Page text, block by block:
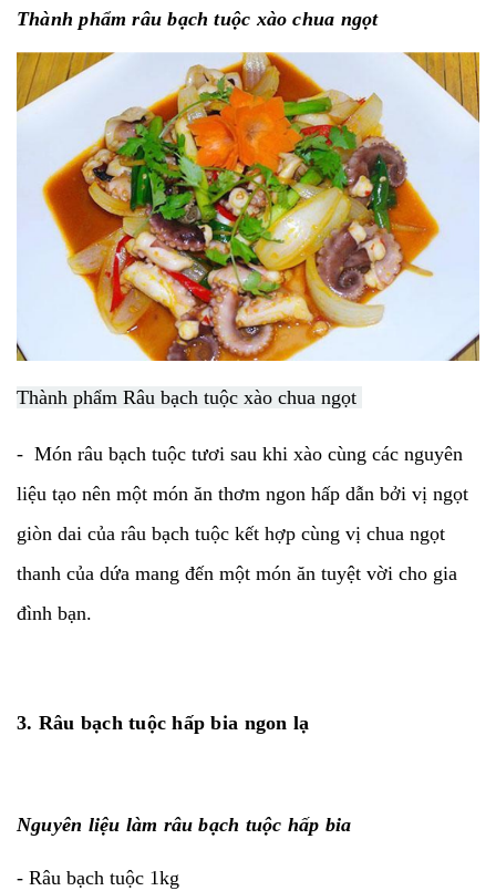
Thành phẩm râu bạch tuộc xào chua ngọt
Thành phẩm Râu bạch tuộc xào chua ngọt
- Món râu bạch tuộc tươi sau khi xào cùng các nguyên
liệu tạo nên một món ăn thơm ngon hấp dẫn bởi vị ngọt
giòn dai của râu bạch tuộc kết hợp cùng vị chua ngọt
thanh của dứa mang đến một món ăn tuyệt vời cho gia
đình bạn.
3. Râu bạch tuộc hấp bia ngon lạ
Nguyên liệu làm râu bạch tuộc hấp bia
- Râu bạch tuộc 1kg